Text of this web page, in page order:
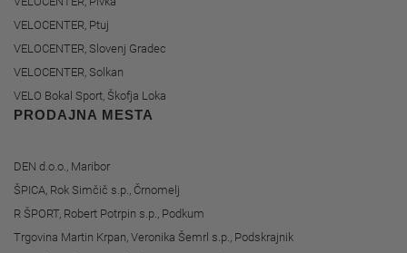
VELOCENTER, Ptuj
VELOCENTER, Slovenj Gradec
VELOCENTER, Solkan
VELO Bokal Sport, Škofja Loka
PRODAJNA MESTA
DEN d.o.o., Maribor
ŠPICA, Rok Simčič s.p., Črnomelj
R ŠPORT, Robert Potrpin s.p., Podkum
Trgovina Martin Krpan, Veronika Šemrl s.p., Podskrajnik